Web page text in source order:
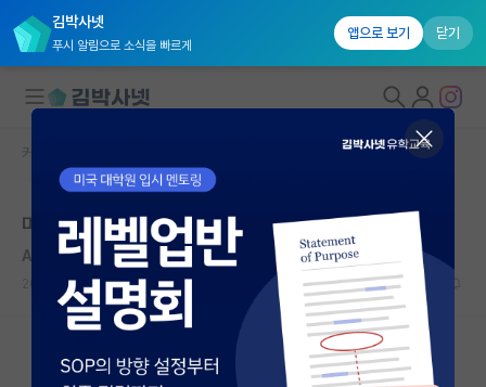
김박사넷
푸시 알림으로 소식을 빠르게
앱으로 보기 닫기
대학원생 모집
국내대학원 정보
연구실&오픈랩
커뮤니티
커뮤니티 홈
커뮤니티 홈
미국 vs 한국(서울대)
Allan Nevins
2021.02.16 13 20278